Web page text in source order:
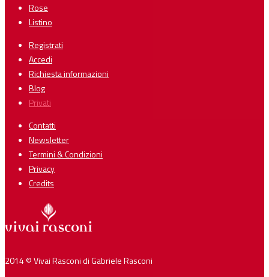
Rose
Listino
Registrati
Accedi
Richiesta informazioni
Blog
Privati
Contatti
Newsletter
Termini & Condizioni
Privacy
Credits
2014 © Vivai Rasconi di Gabriele Rasconi